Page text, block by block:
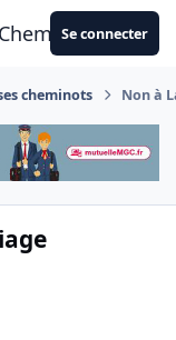
Se connecter
cheminots Non à